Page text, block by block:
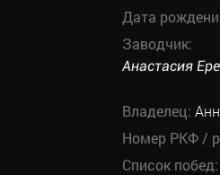
Дата
Заводчик:
Анастасия
Владелец:
Номер РКФ /
Список побед: